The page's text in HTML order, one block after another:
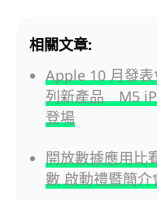
相關文章:
Apple 10 月發
列新產品 M5
登場
開放數據應用比
數 啟動禮暨簡